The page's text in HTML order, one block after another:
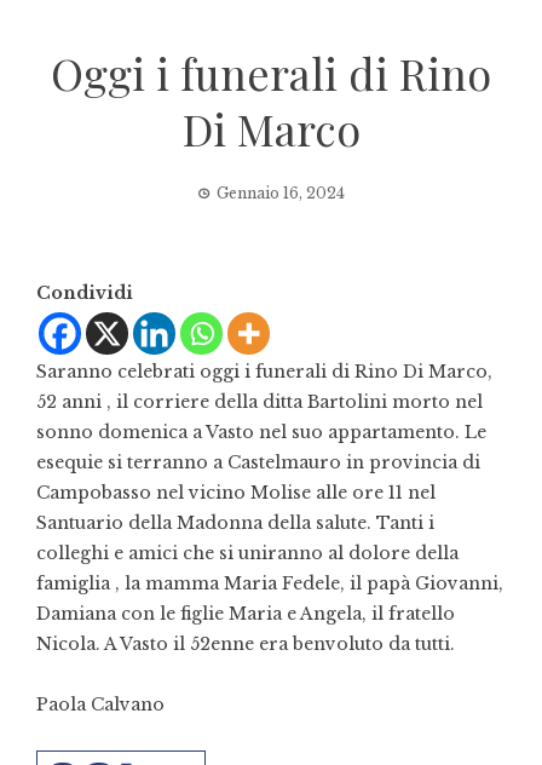
Oggi i funerali di Rino
Di Marco
Gennaio 16, 2024
Condividi
Saranno celebrati oggi i funerali di Rino Di Marco,
52 anni , il corriere della ditta Bartolini morto nel
sonno domenica a Vasto nel suo appartamento. Le
esequie si terranno a Castelmauro in provincia di
Campobasso nel vicino Molise alle ore 11 nel
Santuario della Madonna della salute. Tanti i
colleghi e amici che si uniranno al dolore della
famiglia , la mamma Maria Fedele, il papà Giovanni,
Damiana con le figlie Maria e Angela, il fratello
Nicola. A Vasto il 52enne era benvoluto da tutti.
Paola Calvano